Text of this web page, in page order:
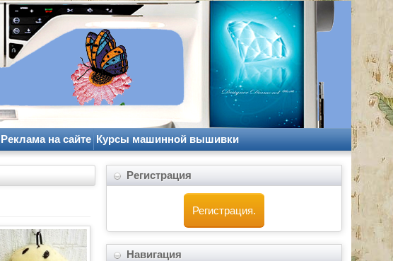
Реклама на сайте Курсы машинной вышивки
Регистрация
Регистрация.
Навигация